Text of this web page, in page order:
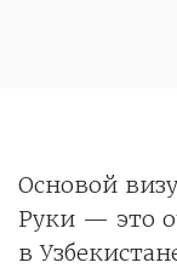
Основой
Руки — это
в